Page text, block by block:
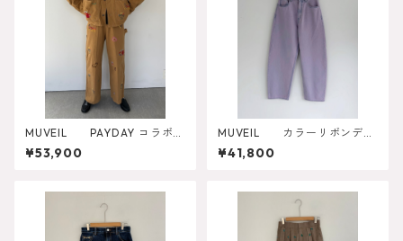
MUVEIL PAYDAY コラボパ
ンツ MA262FP701
¥53,900
MUVEIL カラーリボンデニ
ムパンツ
¥41,800